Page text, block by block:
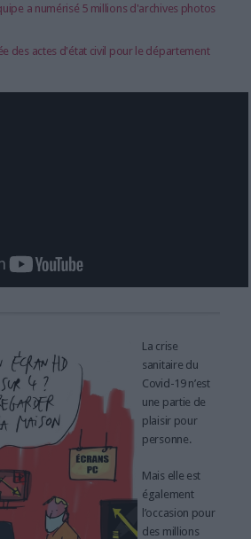
a numérisé 5 millions d'archives photos
des actes d'état civil pour le département
La crise
sanitaire du
Covid-19 n’est
une partie de
plaisir pour
personne.
Mais elle est
également
l’occasion pour
des millions